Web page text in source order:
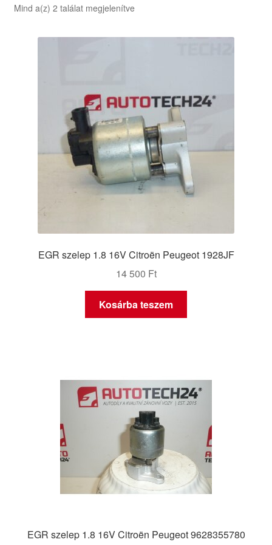
Mind a(z) 2 találat megjelenítveSorted
EGR szelep 1.8 16V Citroën Peugeot 1928JF
14 500 Ft
Kosárba teszem
EGR szelep 1.8 16V Citroën Peugeot 9628355780